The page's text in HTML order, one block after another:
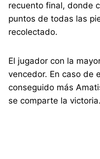
recuento final, donde
puntos de todas las
recolectado.
El jugador con la
vencedor. En caso de
conseguido más
se comparte la victoria.